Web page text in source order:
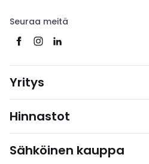
Seuraa meitä
Yritys
Hinnastot
Sähköinen kauppa